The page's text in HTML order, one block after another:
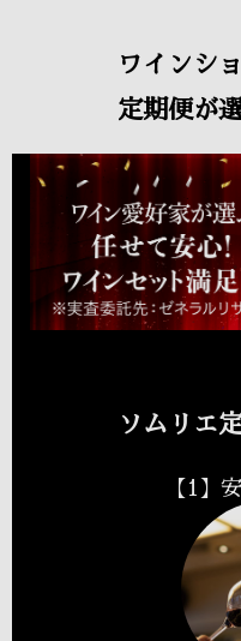
ワインシ
定期便が
ソムリエ
【1】